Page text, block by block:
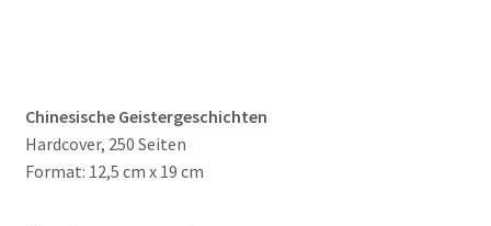
Chinesische Geistergeschichten
Hardcover, 250 Seiten
Format: 12,5 cm x 19 cm